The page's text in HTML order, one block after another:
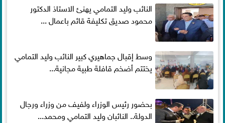
النائب وليد التمامي يهنئ الاستاذ الدكتور
محمود صديق تكليفة قائم باعمال ...
وسط إقبال جماهيري كبير النائب وليد التمامي
يختتم أضخم قافلة طبية مجانية...
بحضور رئيس الوزراء ولفيف من وزراء ورجال
الدولة.. النائبان وليد التمامي ومحمد...